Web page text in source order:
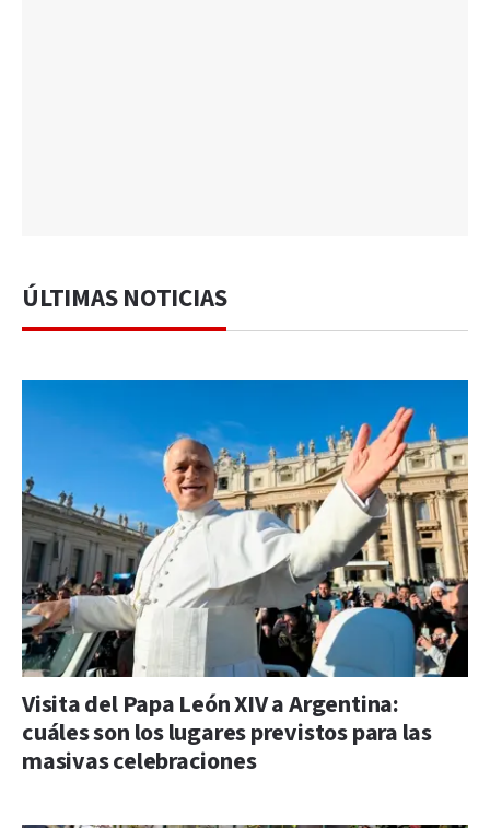
ÚLTIMAS NOTICIAS
Visita del Papa León XIV a Argentina:
cuáles son los lugares previstos para las
masivas celebraciones